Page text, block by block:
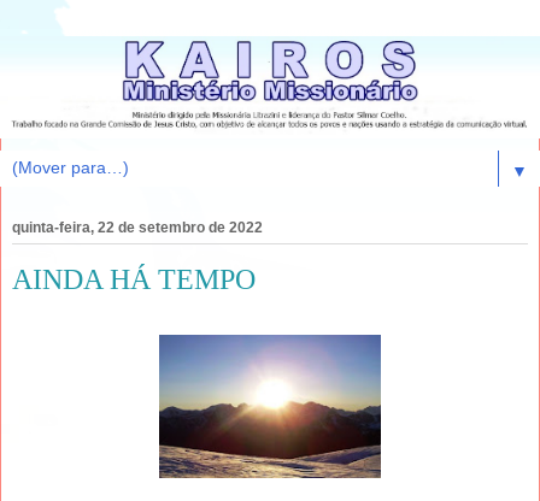
▼
quinta-feira, 22 de setembro de 2022
AINDA HÁ TEMPO